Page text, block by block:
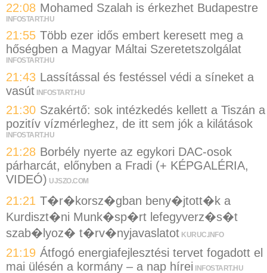
22:08 Mohamed Szalah is érkezhet Budapestre
INFOSTART.HU
21:55 Több ezer idős embert keresett meg a
hőségben a Magyar Máltai Szeretetszolgálat
INFOSTART.HU
21:43 Lassítással és festéssel védi a síneket a
vasút INFOSTART.HU
21:30 Szakértő: sok intézkedés kellett a Tiszán a
pozitív vízmérleghez, de itt sem jók a kilátások
INFOSTART.HU
21:28 Borbély nyerte az egykori DAC-osok
párharcát, előnyben a Fradi (+ KÉPGALÉRIA,
VIDEÓ) UJSZO.COM
21:21 T�r�korsz�gban beny�jtott�k a
Kurdiszt�ni Munk�sp�rt lefegyverz�s�t
szab�lyoz� t�rv�nyjavaslatot KURUC.INFO
21:19 Átfogó energiafejlesztési tervet fogadott el
mai ülésén a kormány – a nap hírei
INFOSTART.HU